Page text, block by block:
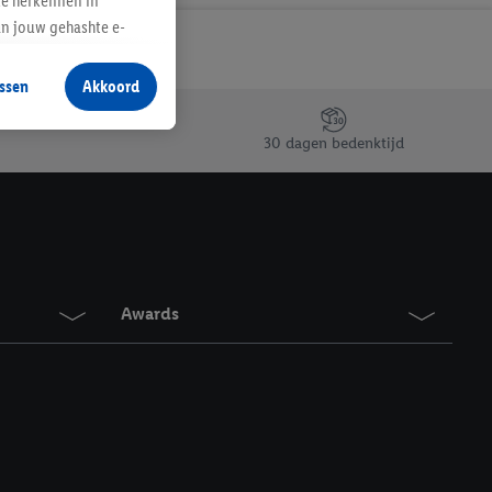
30 dagen bedenktijd
Awards
jouw gehashte e-
producten waarin je
te plaatsen
verschillende
kunnen worden
vergelijkbare
in te
Akkoord